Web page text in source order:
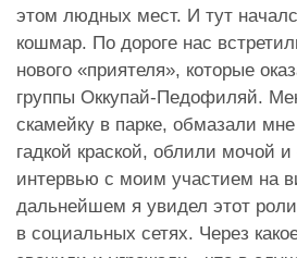
этом людных мест. И тут
кошмар. По дороге нас
нового «приятеля», которые
группы Оккупай-Педофиляй.
скамейку в парке, обмазали
гадкой краской, облили мочой
интервью с моим участием на
дальнейшем я увидел этот
в социальных сетях. Через